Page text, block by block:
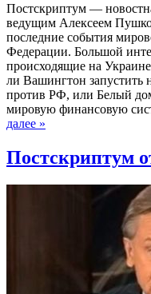
Постскриптум —
ведущим Алексеем
последние события
Федерации. Большой
происходящие на
ли Вашингтон запустить
против РФ, или Белый
мировую финансовую
далее »
Постскриптум